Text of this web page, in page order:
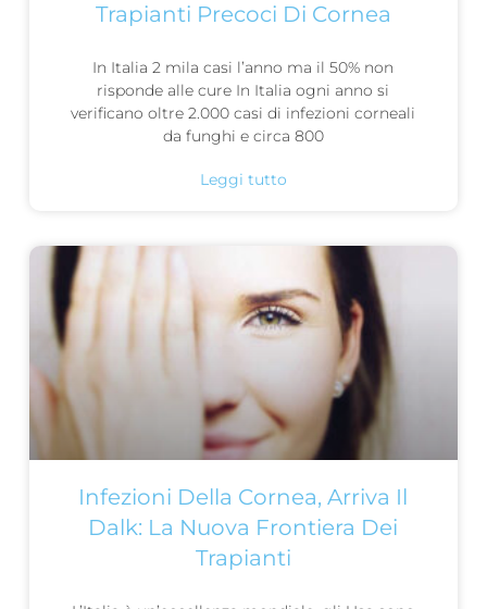
Trapianti Precoci Di Cornea
In Italia 2 mila casi l’anno ma il 50% non
risponde alle cure In Italia ogni anno si
verificano oltre 2.000 casi di infezioni corneali
da funghi e circa 800
Leggi tutto
Infezioni Della Cornea, Arriva Il
Dalk: La Nuova Frontiera Dei
Trapianti